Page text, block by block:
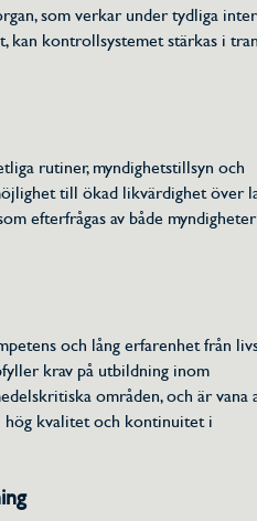
som verkar under tydliga
kontrollsystemet stärkas i
rutiner, myndighetstillsyn och
till ökad likvärdighet över
efterfrågas av både
och lång erfarenhet från
krav på utbildning inom
områden, och är vana
kvalitet och kontinuitet i